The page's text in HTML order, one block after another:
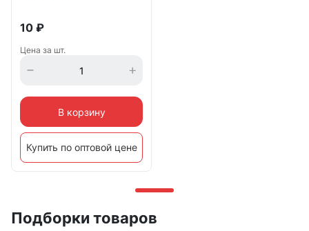
10 ₽
Цена за шт.
В корзину
Купить по оптовой цене
Подборки товаров